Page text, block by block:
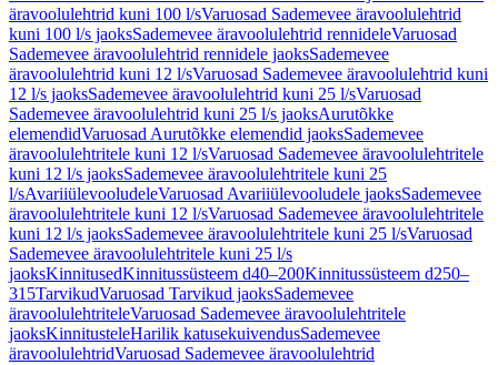
äravoolulehtrid kuni 100 l/sVaruosad Sademevee äravoolulehtrid
kuni 100 l/s jaoksSademevee äravoolulehtrid rennideleVaruosad
Sademevee äravoolulehtrid rennidele jaoksSademevee
äravoolulehtrid kuni 12 l/sVaruosad Sademevee äravoolulehtrid kuni
12 l/s jaoksSademevee äravoolulehtrid kuni 25 l/sVaruosad
Sademevee äravoolulehtrid kuni 25 l/s jaoksAurutõkke
elemendidVaruosad Aurutõkke elemendid jaoksSademevee
äravoolulehtritele kuni 12 l/sVaruosad Sademevee äravoolulehtritele
kuni 12 l/s jaoksSademevee äravoolulehtritele kuni 25
l/sAvariiülevooludeleVaruosad Avariiülevooludele jaoksSademevee
äravoolulehtritele kuni 12 l/sVaruosad Sademevee äravoolulehtritele
kuni 12 l/s jaoksSademevee äravoolulehtritele kuni 25 l/sVaruosad
Sademevee äravoolulehtritele kuni 25 l/s
jaoksKinnitusedKinnitussüsteem d40–200Kinnitussüsteem d250–
315TarvikudVaruosad Tarvikud jaoksSademevee
äravoolulehtriteleVaruosad Sademevee äravoolulehtritele
jaoksKinnitusteleHarilik katusekuivendusSademevee
äravoolulehtridVaruosad Sademevee äravoolulehtrid